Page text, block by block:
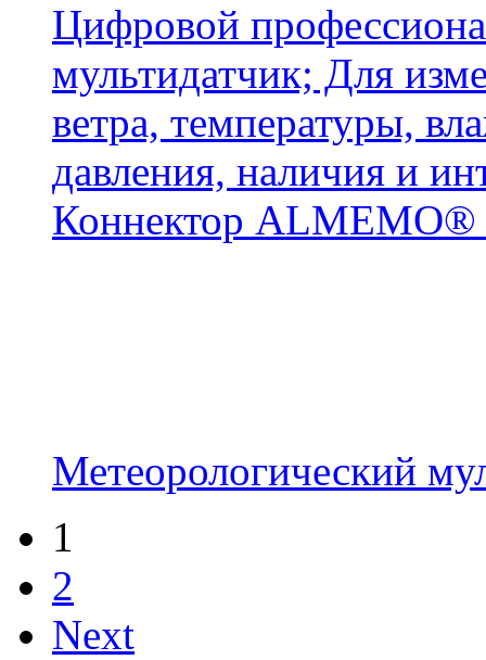
Цифровой
мультидатчик; Для
ветра, температуры,
давления, наличия и
Коннектор ALMEMO®
Метеорологический
1
2
Next